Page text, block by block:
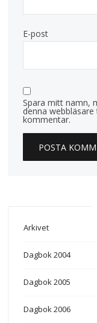
E-post
Spara mitt namn,
denna
kommentar.
Arkivet
Dagbok 2004
Dagbok 2005
Dagbok 2006